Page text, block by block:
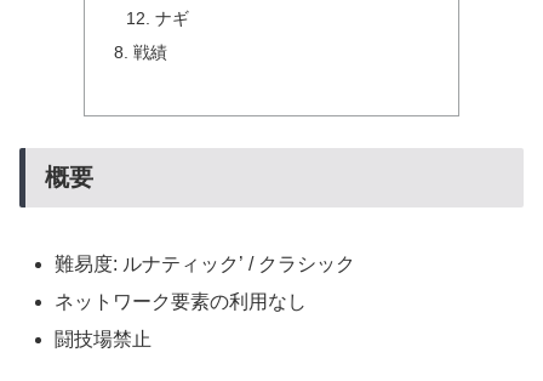
ナギ
戦績
概要
難易度: ルナティック’ / クラシック
ネットワーク要素の利用なし
闘技場禁止